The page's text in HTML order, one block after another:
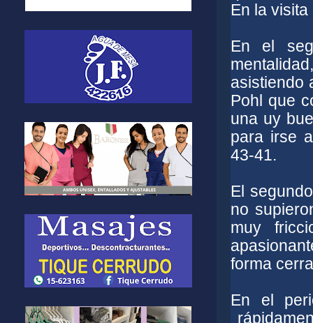
En la
En el
asistiendo
Pohl que
una uy
para irse
43-41.
El
no
muy
forma
En el